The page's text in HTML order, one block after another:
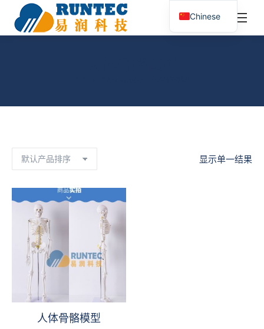
显示单一结果
人体骨骼模型
Chinese